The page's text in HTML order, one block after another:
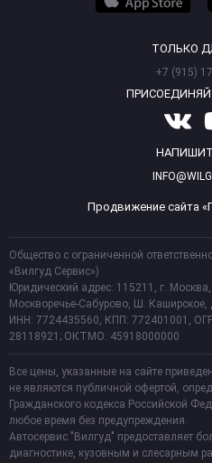
ТОЛЬКО
+7 (915)
Продвижение сайта
Общество с ограниченной
«Вилгуд Сервис»)
Юридический адрес: 115211, г.
Москворечье-Сабурово, Ш.
ИНН: 7724435560, КПП: 772401001,
28118921; ОКТМО: 45918000000
Все цены, указанные на сайте
не являются публичной офертой,
Гражданского кодекса Российской
любое время без предупреждения.
Автосервис "Вилгуд" предоставляет
диагностике, кузовным и слесарным